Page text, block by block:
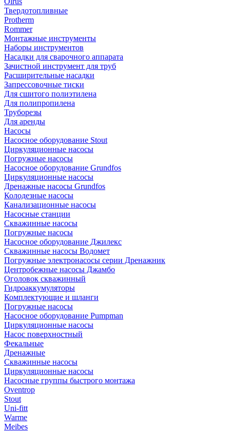
Твердотопливные
Protherm
Rommer
Монтажные инструменты
Наборы инструментов
Насадки для сварочного аппарата
Зачистной инструмент для труб
Расширительные насадки
Запрессовочные тиски
Для сшитого полиэтилена
Для полипропилена
Труборезы
Для аренды
Насосы
Насосное оборудование Stout
Циркуляционные насосы
Погружные насосы
Насосное оборудование Grundfos
Циркуляционные насосы
Дренажные насосы Grundfos
Колодезные насосы
Канализационные насосы
Насосные станции
Скважинные насосы
Погружные насосы
Насосное оборудование Джилекс
Скважинные насосы Водомет
Погружные электронасосы серии Дренажник
Центробежные насосы Джамбо
Оголовок скважинный
Гидроаккумуляторы
Комплектующие и шланги
Погружные насосы
Насосное оборудование Pumpman
Циркуляционные насосы
Насос поверхностный
Фекальные
Дренажные
Скважинные насосы
Циркуляционные насосы
Насосные группы быстрого монтажа
Oventrop
Stout
Uni-fitt
Warme
Meibes